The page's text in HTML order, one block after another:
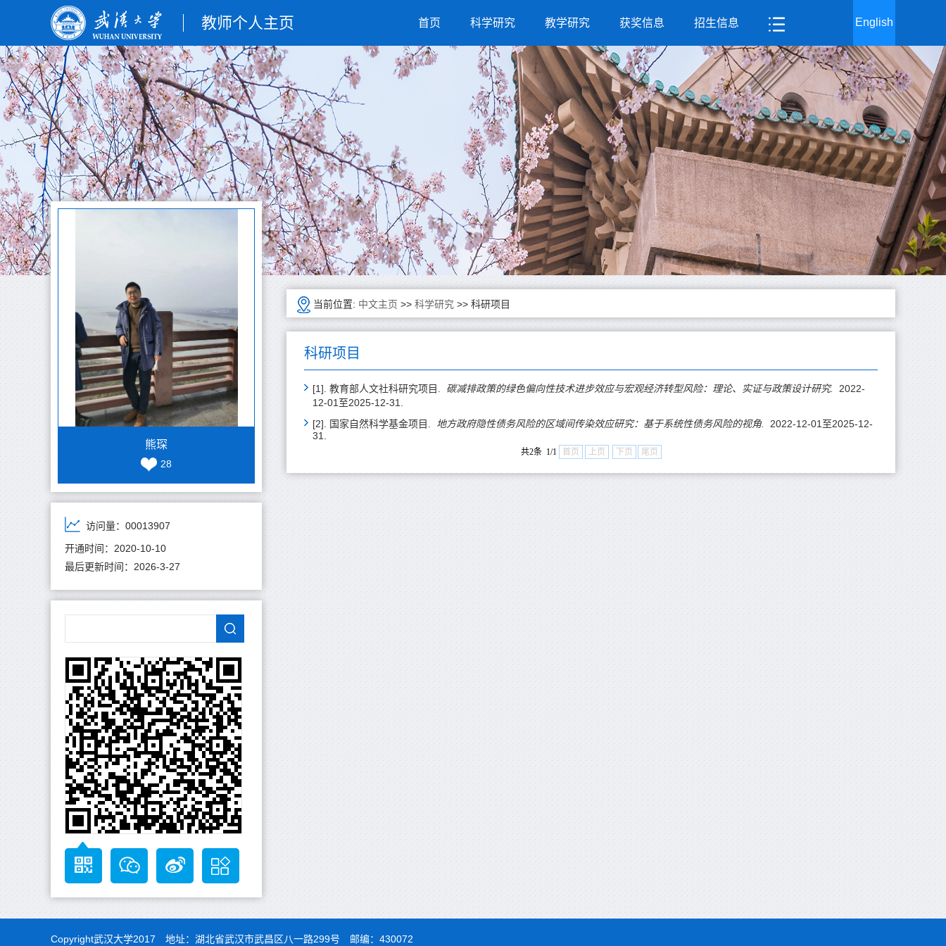
教师个人主页 首页 科学研究 教学研究 获奖信息 招生信息 English
熊琛
28
访问量： 00013907
开通时间： 2020-10-10
最后更新时间： 2026-3-27
当前位置: 中文主页 >> 科学研究 >> 科研项目
科研项目
[1]. 教育部人文社科研究项目. 碳减排政策的绿色偏向性技术进步效应与宏观经济转型风险：理论、实证与政策设计研究.
2022-
12-01至2025-12-31.
[2]. 国家自然科学基金项目.
地方政府隐性债务风险的区域间传染效应研究：基于系统性债务风险的视角.
2022-12-01至2025-12-
31.
共2条 1/1 首页 上页 下页 尾页
Copyright武汉大学2017 地址：湖北省武汉市武昌区八一路299号 邮编：430072